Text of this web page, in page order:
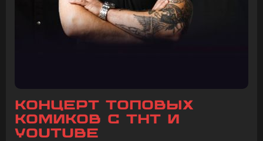
Концерт топовых
комиков с ТНТ и
Youtube